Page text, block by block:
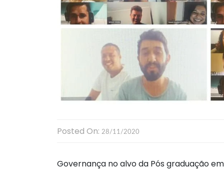
Posted On: 28/11/2020
Governança no alvo da Pós graduação